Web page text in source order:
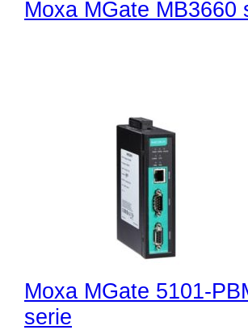
Moxa MGate MB3660
Moxa MGate 5101-
serie